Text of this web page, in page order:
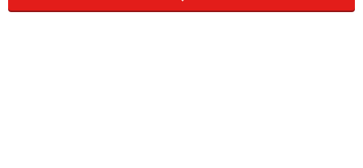
年金を受給しながらアルバイトもしていますが……（画像：